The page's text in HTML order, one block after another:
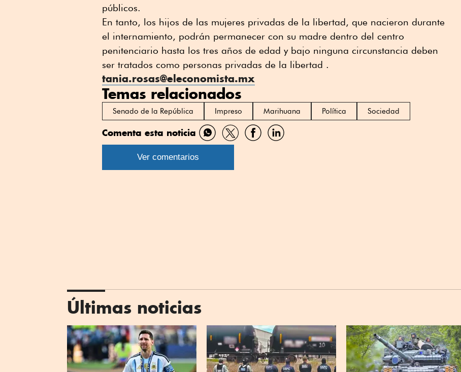
públicos.
En tanto, los hijos de las mujeres privadas de la libertad, que nacieron durante
el internamiento, podrán permanecer con su madre dentro del centro
penitenciario hasta los tres años de edad y bajo ninguna circunstancia deben
ser tratados como personas privadas de la libertad .
tania.rosas@eleconomista.mx
Temas relacionados
Senado de la República Impreso Marihuana Política Sociedad
Comenta esta noticia
Compartir
por
Compartir
por
CompartirCompartir
Ver comentarios
Últimas noticias